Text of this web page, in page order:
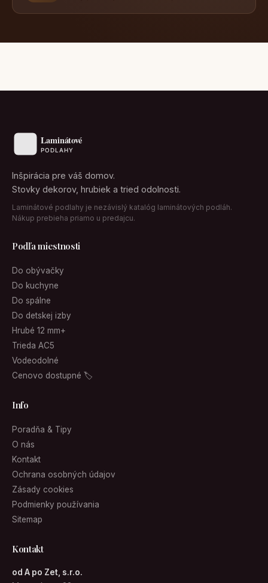
Inšpirácia pre váš domov.
Stovky dekorov, hrubiek a tried odolnosti.
Laminátové podlahy je nezávislý katalóg laminátových podláh.
Nákup prebieha priamo u predajcu.
Podľa miestnosti
Do obývačky
Do kuchyne
Do spálne
Do detskej izby
Hrubé 12 mm+
Trieda AC5
Vodeodolné
Cenovo dostupné 🏷
Info
Poradňa & Tipy
O nás
Kontakt
Ochrana osobných údajov
Zásady cookies
Podmienky používania
Sitemap
Kontakt
od A po Zet, s.r.o.